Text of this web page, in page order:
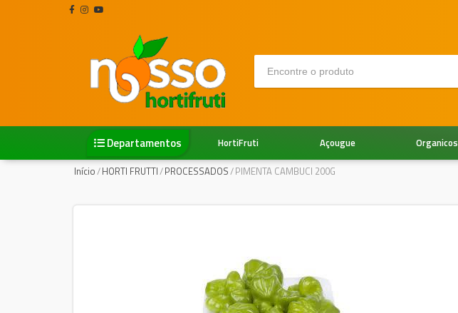
Departamentos Organicos
Açougue
HortiFruti
Início/HORTI FRUTTI/PROCESSADOS/PIMENTA CAMBUCI 200G